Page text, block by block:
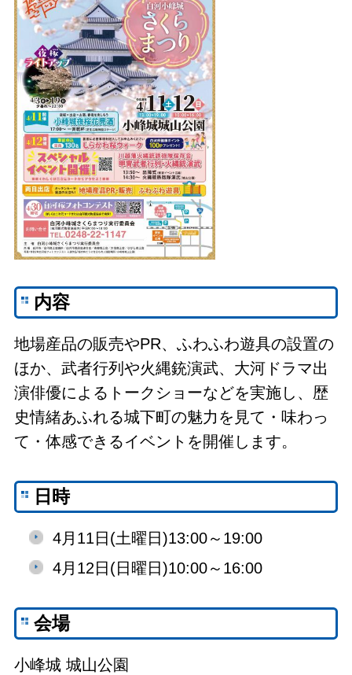
内容
地場産品の販売やPR、ふわふわ遊具の設置の
ほか、武者行列や火縄銃演武、大河ドラマ出
演俳優によるトークショーなどを実施し、歴
史情緒あふれる城下町の魅力を見て・味わっ
て・体感できるイベントを開催します。
日時
4月11日(土曜日)13:00～19:00
4月12日(日曜日)10:00～16:00
会場
小峰城 城山公園